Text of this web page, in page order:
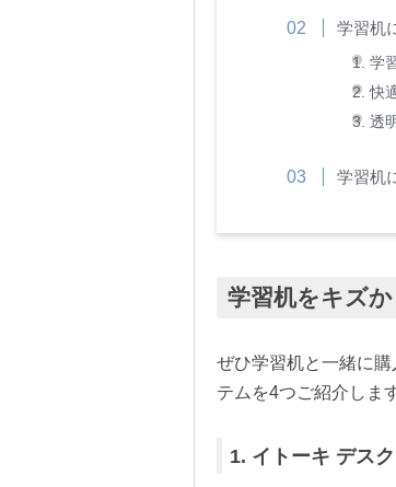
学習机
1. 学
2. 快
3. 透
学習机
学習机をキズ
ぜひ学習机と一緒に
テムを4つご紹介しま
1. イトーキ デス